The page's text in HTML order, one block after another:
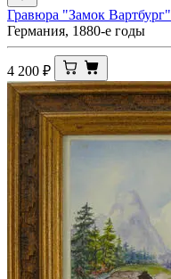
Гравюра "Замок Вартбург"
Германия, 1880-е годы
4 200 ₽